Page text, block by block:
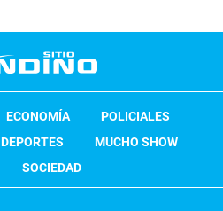
ECONOMÍA
POLICIALES
DEPORTES
MUCHO SHOW
SOCIEDAD